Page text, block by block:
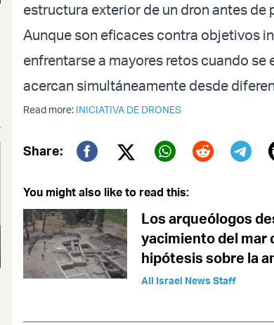
estructura exterior de un dron antes de
Aunque son eficaces contra objetivos
enfrentarse a mayores retos cuando
acercan simultáneamente desde
Read more: INICIATIVA DE DRONES
Share:
Twitter (X)
You might also like to read this:
Los arqueólogos
yacimiento del mar
hipótesis sobre la
All Israel News Staff